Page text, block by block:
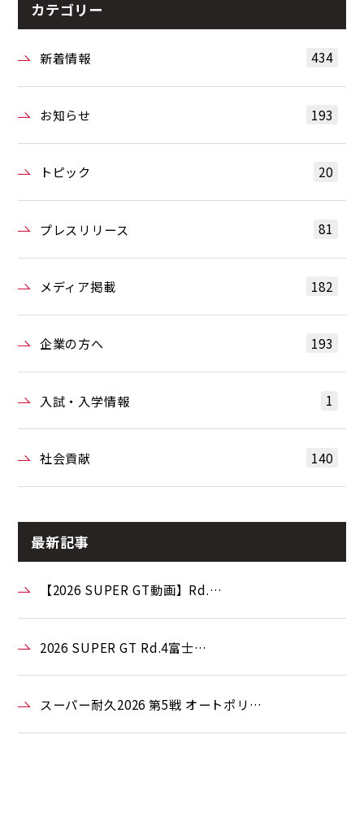
カテゴリー
新着情報 434
お知らせ 193
トピック 20
プレスリリース 81
メディア掲載 182
企業の方へ 193
入試・入学情報 1
社会貢献 140
最新記事
【2026 SUPER GT動画】Rd.…
2026 SUPER GT Rd.4富士…
スーパー耐久2026 第5戦 オートポリ…